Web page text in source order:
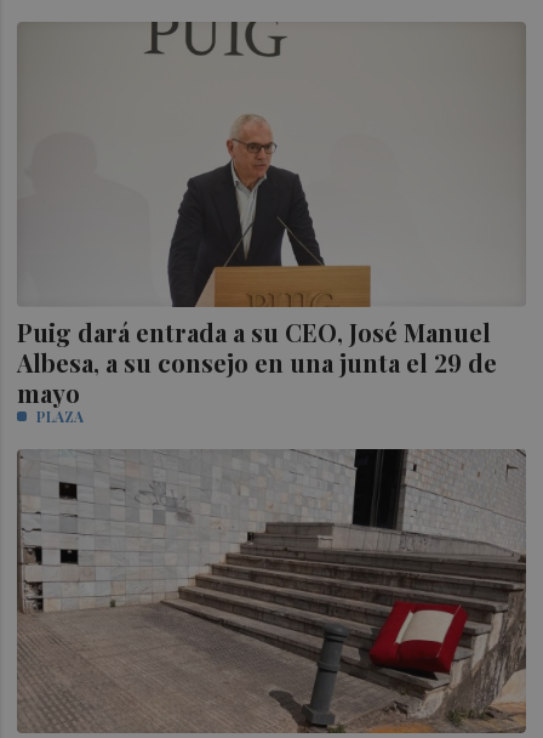
Puig dará entrada a su CEO, José Manuel
Albesa, a su consejo en una junta el 29 de
mayo
PLAZA